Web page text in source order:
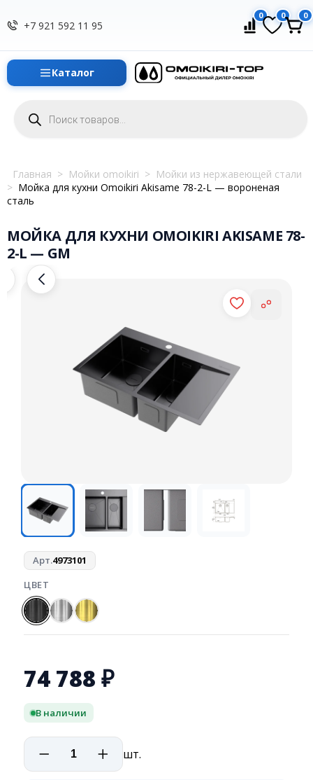
+7 921 592 11 95
0 0 0
Каталог
товаров
Главная > Мойки omoikiri > Мойки из нержавеющей стали
> Мойка для кухни Omoikiri Akisame 78-2-L — вороненая
сталь
МОЙКА ДЛЯ КУХНИ OMOIKIRI AKISAME 78-
2-L — GM
Арт.4973101
ЦВЕТ
74 788 ₽
В наличии
шт.